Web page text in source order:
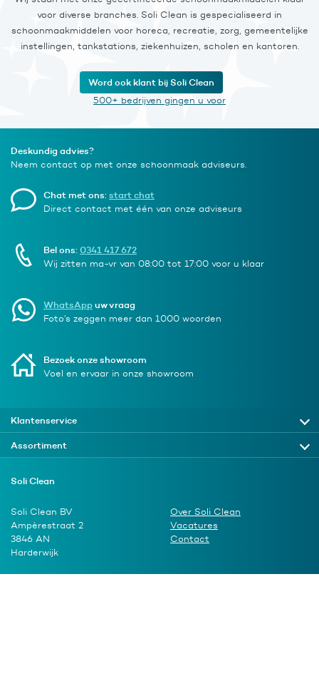
voor diverse branches. Soli Clean is gespecialiseerd in
schoonmaakmiddelen voor horeca, recreatie, zorg, gemeentelijke
instellingen, tankstations, ziekenhuizen, scholen en kantoren.
Word ook klant bij Soli Clean
500+ bedrijven gingen u voor
Deskundig advies?
Neem contact op met onze schoonmaak adviseurs.
Chat met ons:start chat
Direct contact met één van onze adviseurs
Bel ons:0341 417 672
Wij zitten ma-vr van 08:00 tot 17:00 voor u klaar
WhatsAppuw vraag
Foto’s zeggen meer dan 1000 woorden
Bezoek onze showroom
Voel en ervaar in onze showroom
Klantenservice
Assortiment
Soli Clean
Soli Clean BV
Ampèrestraat 2
3846 AN
Harderwijk
Over Soli Clean
Vacatures
Contact